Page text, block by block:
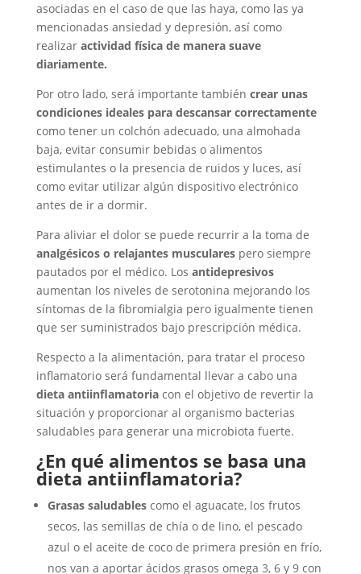
asociadas en el caso de que las haya, como las ya
mencionadas ansiedad y depresión, así como
realizar actividad física de manera suave
diariamente.
Por otro lado, será importante también crear unas
condiciones ideales para descansar correctamente
como tener un colchón adecuado, una almohada
baja, evitar consumir bebidas o alimentos
estimulantes o la presencia de ruidos y luces, así
como evitar utilizar algún dispositivo electrónico
antes de ir a dormir.
Para aliviar el dolor se puede recurrir a la toma de
analgésicos o relajantes muscularespero siempre
pautados por el médico. Los antidepresivos
aumentan los niveles de serotonina mejorando los
síntomas de la fibromialgia pero igualmente tienen
que ser suministrados bajo prescripción médica.
Respecto a la alimentación, para tratar el proceso
inflamatorio será fundamental llevar a cabo una
dieta antiinflamatoriacon el objetivo de revertir la
situación y proporcionar al organismo bacterias
saludables para generar una microbiota fuerte.
¿En qué alimentos se basa una
dieta antiinflamatoria?
Grasas saludablescomo el aguacate, los frutos
secos, las semillas de chía o de lino, el pescado
azul o el aceite de coco de primera presión en frío,
nos van a aportar ácidos grasos omega 3, 6 y 9 con